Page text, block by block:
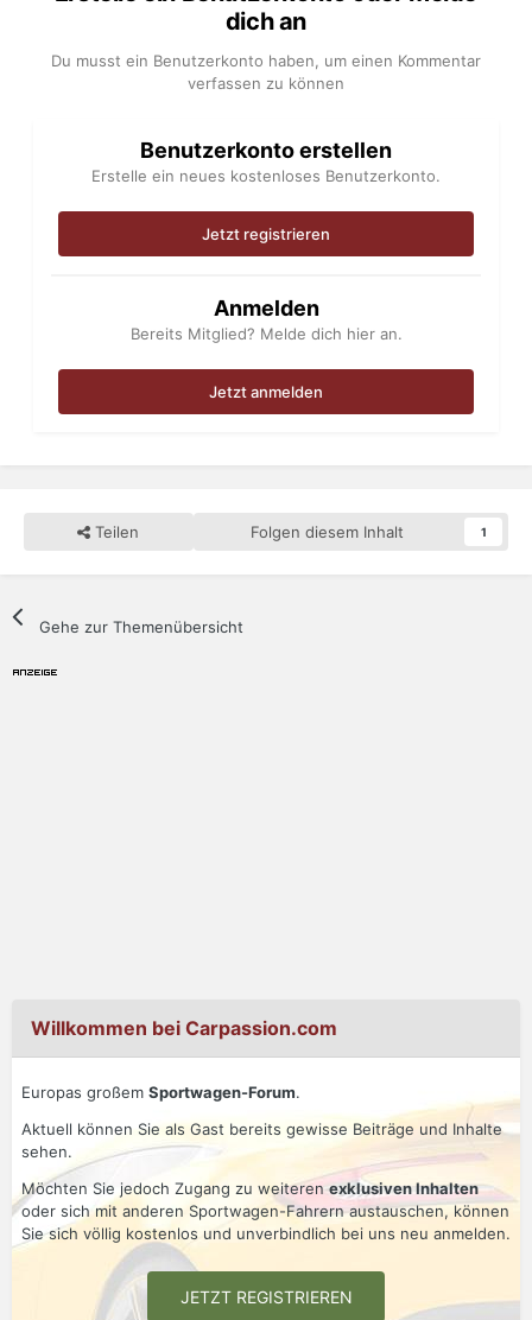
dich an
Du musst ein Benutzerkonto haben, um einen Kommentar
verfassen zu können
Benutzerkonto erstellen
Erstelle ein neues kostenloses Benutzerkonto.
Jetzt registrieren
Anmelden
Bereits Mitglied? Melde dich hier an.
Jetzt anmelden
Teilen Folgen diesem Inhalt 1
Gehe zur Themenübersicht
Willkommen bei Carpassion.com
Europas großem Sportwagen-Forum.
Aktuell können Sie als Gast bereits gewisse Beiträge und Inhalte
sehen.
Möchten Sie jedoch Zugang zu weiterenexklusiven Inhalten
oder sich mit anderen Sportwagen-Fahrern austauschen, können
Sie sich völlig kostenlos und unverbindlich bei uns neu anmelden.
JETZT REGISTRIEREN